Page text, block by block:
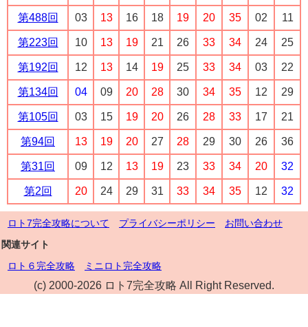
第488回 03 13 16 18 19 20 35 02 11
第223回 10 13 19 21 26 33 34 24 25
第192回 12 13 14 19 25 33 34 03 22
第134回 04 09 20 28 30 34 35 12 29
第105回 03 15 19 20 26 28 33 17 21
第94回 13 19 20 27 28 29 30 26 36
第31回 09 12 13 19 23 33 34 20 32
第2回 20 24 29 31 33 34 35 12 32
ロト7完全攻略について プライバシーポリシー
お問い合わせ
関連サイト
ロト６完全攻略
ミニロト完全攻略
(c) 2000-2026 ロト7完全攻略 All Right Reserved.